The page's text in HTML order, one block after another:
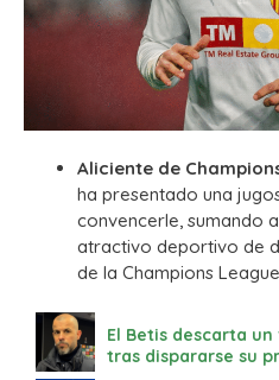
Aliciente de
ha presentado una
convencerle, sumando
atractivo deportivo de
de la Champions League.
El Betis descarta
tras dispararse su